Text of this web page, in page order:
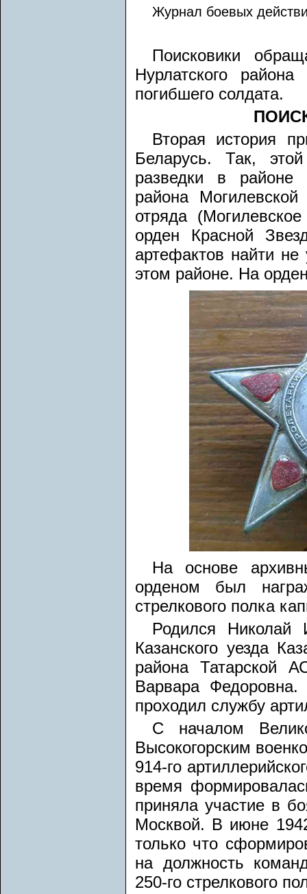
Журнал боевых
Поисковики
Нурлатского
погибшего солдата.
Вторая история
Беларусь. Так,
разведки в районе
района
отряда
орден Красной
артефактов найти
этом районе. На
На основе
орденом был
стрелкового полка
Родился Николай
Казанского уезда
района Татарской
Варвара
проходил службу
С началом
Высокогорским
914-го
время
приняла участие в
Москвой. В июне
только что
на должность
250-го стрелкового